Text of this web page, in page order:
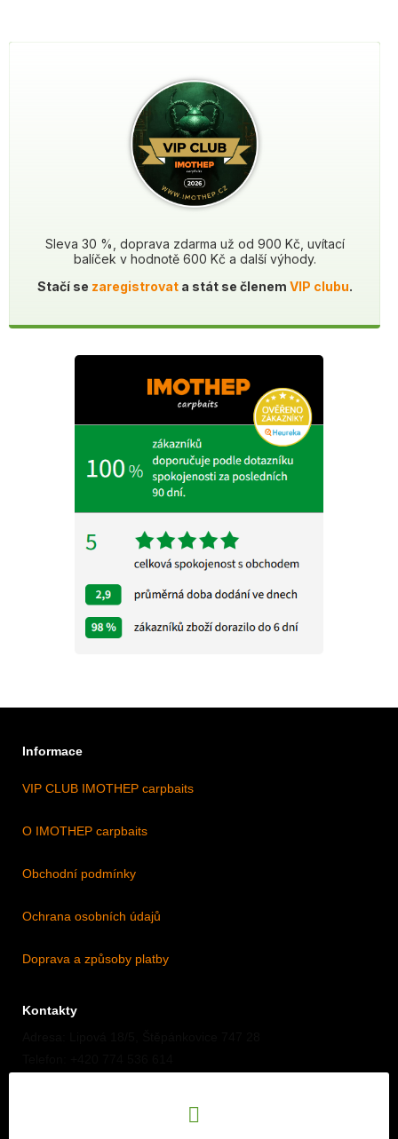
Sleva 30 %, doprava zdarma už od 900 Kč, uvítací
balíček v hodnotě 600 Kč a další výhody.
Stačí se zaregistrovata stát se členem VIP clubu.
Informace
VIP CLUB IMOTHEP carpbaits
O IMOTHEP carpbaits
Obchodní podmínky
Ochrana osobních údajů
Doprava a způsoby platby
Kontakty